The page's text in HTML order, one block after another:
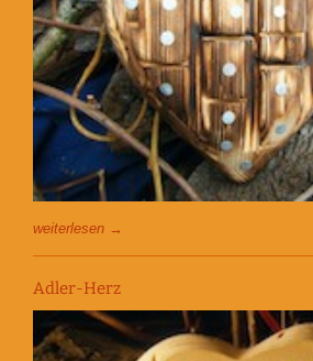
weiterlesen →
Adler-Herz